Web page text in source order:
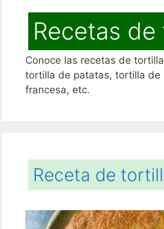
Recetas
Conoce las recetas de
tortilla de patatas, tortilla de
francesa, etc.
Receta de